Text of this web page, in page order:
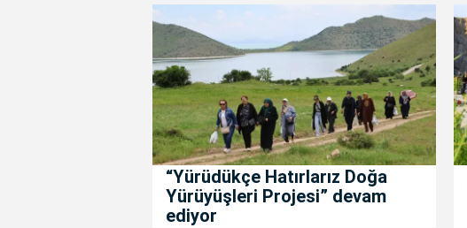
“Yürüdükçe Hatırlarız Doğa
Yürüyüşleri Projesi” devam
ediyor